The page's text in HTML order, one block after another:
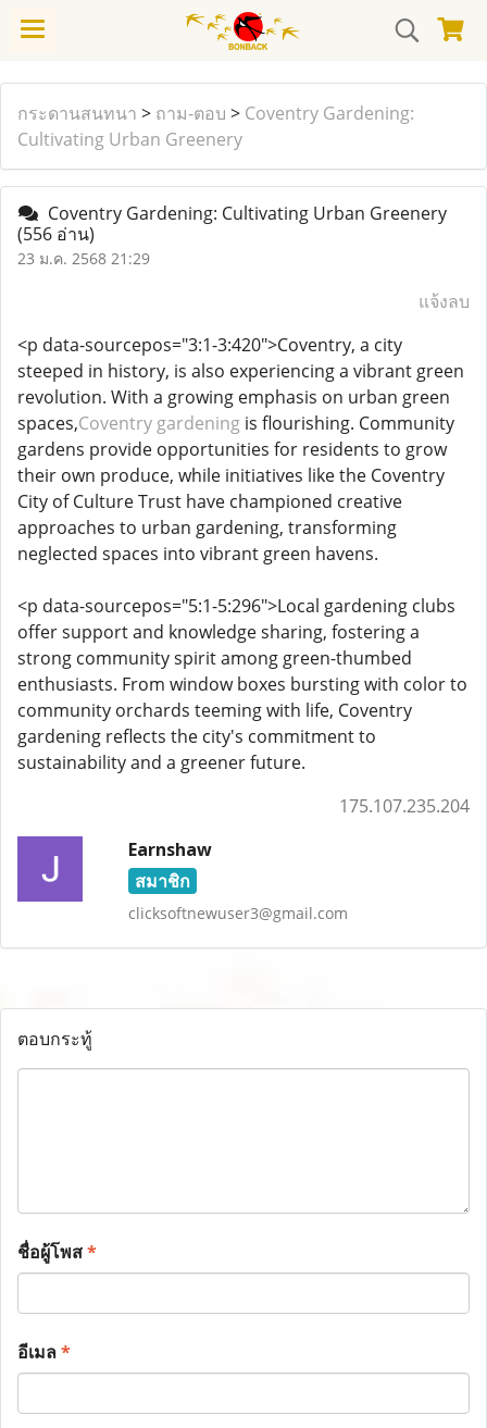
กระดานสนทนา > ถาม-ตอบ > Coventry Gardening:
Cultivating Urban Greenery
Coventry Gardening: Cultivating Urban Greenery
(556 อ่าน)
23 ม.ค. 2568 21:29
แจ้งลบ
<p data-sourcepos="3:1-3:420">Coventry, a city
steeped in history, is also experiencing a vibrant green
revolution. With a growing emphasis on urban green
spaces,Coventry gardening is flourishing. Community
gardens provide opportunities for residents to grow
their own produce, while initiatives like the Coventry
City of Culture Trust have championed creative
approaches to urban gardening, transforming
neglected spaces into vibrant green havens.
<p data-sourcepos="5:1-5:296">Local gardening clubs
offer support and knowledge sharing, fostering a
strong community spirit among green-thumbed
enthusiasts. From window boxes bursting with color to
community orchards teeming with life, Coventry
gardening reflects the city's commitment to
sustainability and a greener future.
175.107.235.204
Earnshaw
สมาชิก
clicksoftnewuser3@gmail.com
ตอบกระทู้
ชื่อผู้โพส*
อีเมล*